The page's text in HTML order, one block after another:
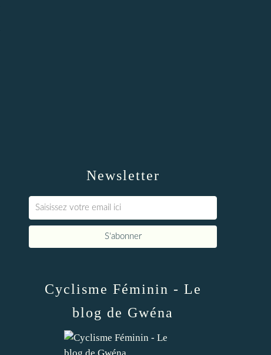
Newsletter
Cyclisme Féminin - Le
blog de Gwéna